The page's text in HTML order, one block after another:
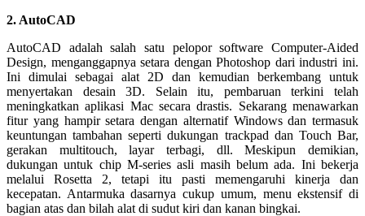
2. AutoCAD
AutoCAD adalah salah satu pelopor software Computer-Aided
Design, menganggapnya setara dengan Photoshop dari industri ini.
Ini dimulai sebagai alat 2D dan kemudian berkembang untuk
menyertakan desain 3D. Selain itu, pembaruan terkini telah
meningkatkan aplikasi Mac secara drastis. Sekarang menawarkan
fitur yang hampir setara dengan alternatif Windows dan termasuk
keuntungan tambahan seperti dukungan trackpad dan Touch Bar,
gerakan multitouch, layar terbagi, dll. Meskipun demikian,
dukungan untuk chip M-series asli masih belum ada. Ini bekerja
melalui Rosetta 2, tetapi itu pasti memengaruhi kinerja dan
kecepatan. Antarmuka dasarnya cukup umum, menu ekstensif di
bagian atas dan bilah alat di sudut kiri dan kanan bingkai.